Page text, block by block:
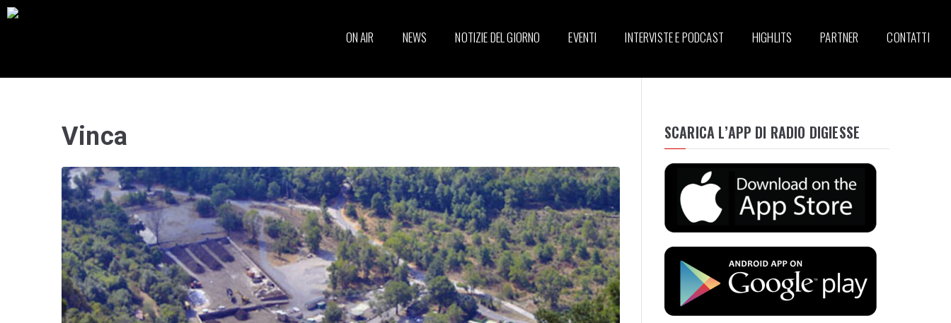
ON AIR NEWS NOTIZIE DEL GIORNO EVENTI INTERVISTE E PODCAST HIGHLITS PARTNER CONTATTI
Vinca SCARICA L’APP DI RADIO DIGIESSE